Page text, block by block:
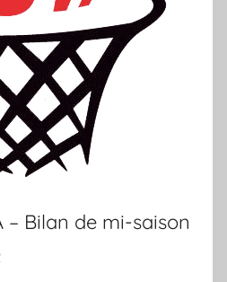
– Bilan de mi-saison